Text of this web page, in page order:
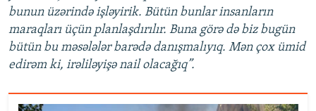
bunun üzərində işləyirik. Bütün bunlar insanların
maraqları üçün planlaşdırılır. Buna görə də biz bugün
bütün bu məsələlər barədə danışmalıyıq. Mən çox ümid
edirəm ki, irəliləyişə nail olacağıq”.